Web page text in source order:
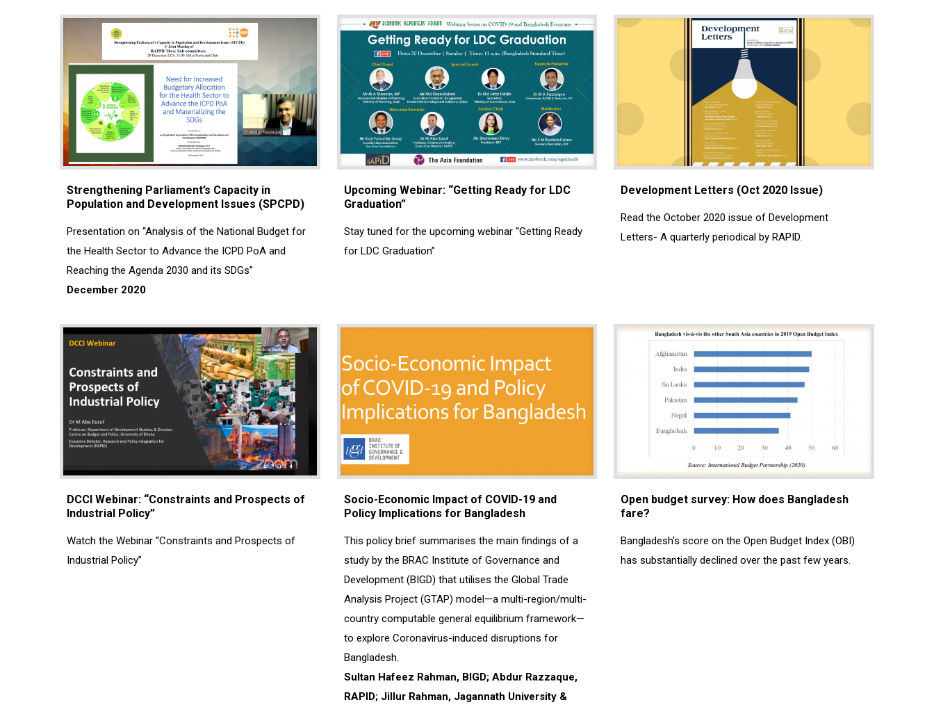
Strengthening Parliament’s Capacity in
Population and Development Issues (SPCPD)
Presentation on “Analysis of the National Budget for
the Health Sector to Advance the ICPD PoA and
Reaching the Agenda 2030 and its SDGs”
December 2020
Upcoming Webinar: “Getting Ready for LDC
Graduation”
Stay tuned for the upcoming webinar “Getting Ready
for LDC Graduation”
Development Letters (Oct 2020 Issue)
Read the October 2020 issue of Development
Letters- A quarterly periodical by RAPID.
DCCI Webinar: “Constraints and Prospects of
Industrial Policy”
Watch the Webinar “Constraints and Prospects of
Industrial Policy”
Socio-Economic Impact of COVID-19 and
Policy Implications for Bangladesh
This policy brief summarises the main findings of a
study by the BRAC Institute of Governance and
Development (BIGD) that utilises the Global Trade
Analysis Project (GTAP) model—a multi-region/multi-
country computable general equilibrium framework—
to explore Coronavirus-induced disruptions for
Bangladesh.
Sultan Hafeez Rahman, BIGD; Abdur Razzaque,
RAPID; Jillur Rahman, Jagannath University &
Open budget survey: How does Bangladesh
fare?
Bangladesh's score on the Open Budget Index (OBI)
has substantially declined over the past few years.